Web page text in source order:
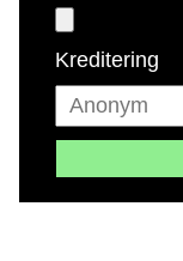
Kreditering